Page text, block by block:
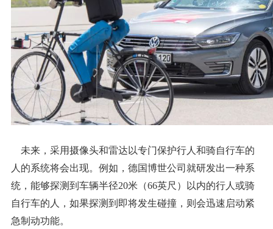
未来，采用摄像头和雷达以专门保护行人和骑自行车的
人的系统将会出现。例如，德国博世公司就研发出一种系
统，能够探测到车辆半径20米（66英尺）以内的行人或骑
自行车的人，如果探测到即将发生碰撞，则会迅速启动紧
急制动功能。